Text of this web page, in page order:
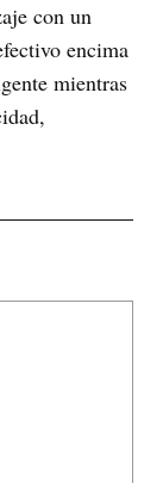
con un
encima
mientras